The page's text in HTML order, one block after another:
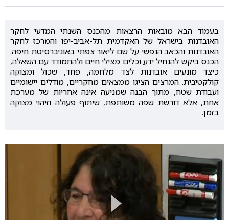
בעמוד הבא מובאות הרצאות מהכנס השנתי המדעי לחקר
האובדנות בישראל של האקדמית תל-אביב-יפו והמרכז לחקר
האובדנות והכאב הנפשי על שם ליאור צפתי באוניברסיטת חיפה.
הכנס ביקש להנחיל ידע וכלים מצילי חיים ולהתמודד עם השאלה,
כיצד מונעים אובדנות לצד מלחמה, פחד, שכול ומצוקה
קולקטיבית. המרצים הציגו ממצאים מחקריים, מודלים יישומיים
ועבודת שטח, מתוך הבנה שמניעה אינה אחריות של מערכת
אחת, אלא דורשת שפה משותפת, שיתוף פעולה וזיהוי מצוקה
בזמן.